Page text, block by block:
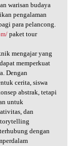
warisan budaya
pengalaman
para pelancong.
paket tour
mengajar yang
memperkuat
Dengan
cerita, siswa
abstrak, tetapi
untuk
dan
dengan